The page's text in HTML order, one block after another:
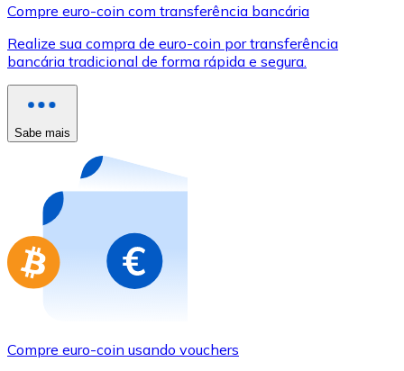
Use cartões Visa e Mastercard para comprar
Comprar com cartão
Compre cartões-presente das suas marcas favoritas
Ir para a loja de cartões-presente
Compre euro-coin com transferência bancária
Realize sua compra de euro-coin por transferência
bancária tradicional de forma rápida e segura.
Sabe mais
Compre euro-coin usando vouchers